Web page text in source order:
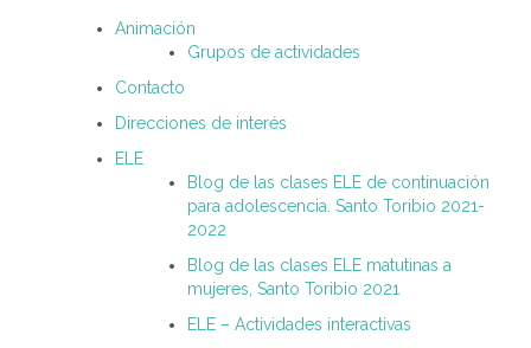
Animación
Grupos de actividades
Contacto
Direcciones de interés
ELE
Blog de las clases ELE de continuación
para adolescencia. Santo Toribio 2021-
2022
Blog de las clases ELE matutinas a
mujeres, Santo Toribio 2021
ELE – Actividades interactivas